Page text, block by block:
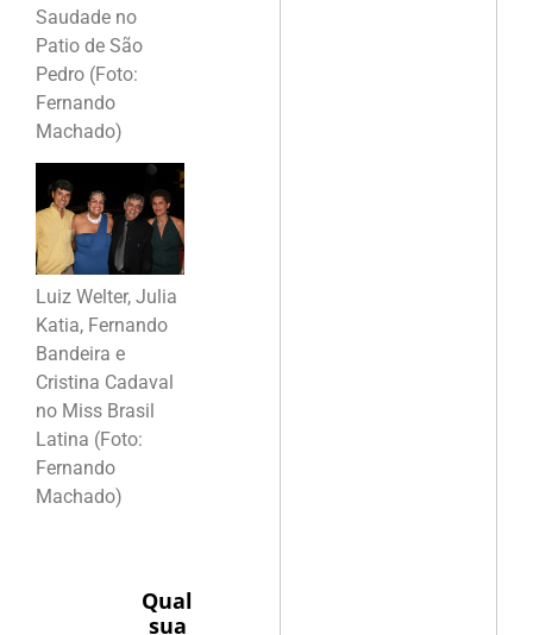
Saudade no
Patio de São
Pedro (Foto:
Fernando
Machado)
Luiz Welter, Julia
Katia, Fernando
Bandeira e
Cristina Cadaval
no Miss Brasil
Latina (Foto:
Fernando
Machado)
Qual
sua